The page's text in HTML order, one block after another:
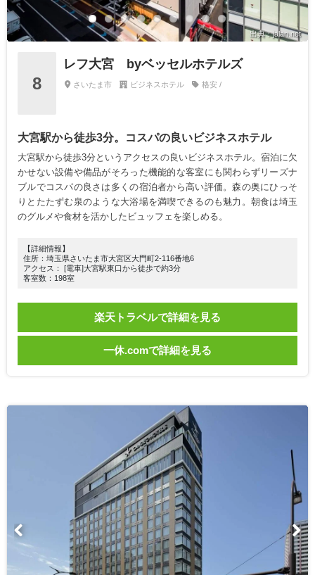
出典：jalan.net
8
レフ大宮 byベッセルホテルズ
さいたま市 ビジネスホテル 格安 /
大宮駅から徒歩3分。コスパの良いビジネスホテル
大宮駅から徒歩3分というアクセスの良いビジネスホテル。宿泊に欠
かせない設備や備品がそろった機能的な客室にも関わらずリーズナ
ブルでコスパの良さは多くの宿泊者から高い評価。森の奥にひっそ
りとたたずむ泉のような大浴場を満喫できるのも魅力。朝食は埼玉
のグルメや食材を活かしたビュッフェを楽しめる。
【詳細情報】
住所：埼玉県さいたま市大宮区大門町2-116番地6
アクセス： [電車]大宮駅東口から徒歩で約3分
客室数：198室
楽天トラベルで詳細を見る
一休.comで詳細を見る